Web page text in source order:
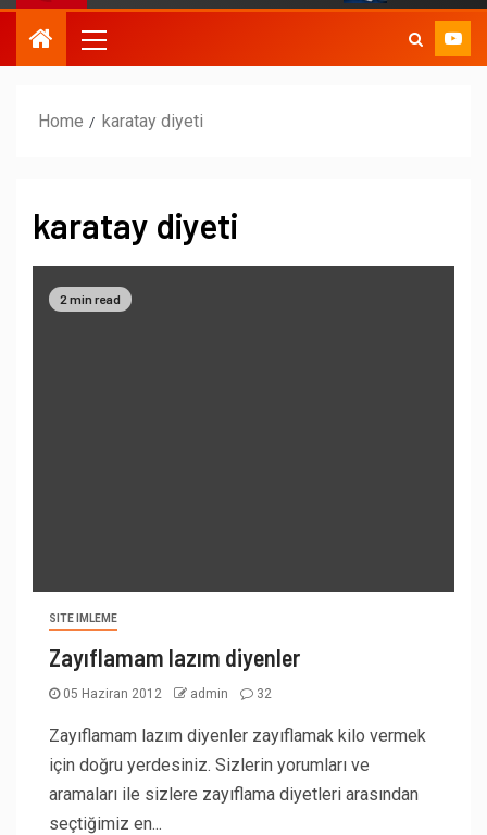
Home karatay diyeti
karatay diyeti
2 min read
SITE IMLEME
Zayıflamam lazım diyenler
05 Haziran 2012 admin 32
Zayıflamam lazım diyenler zayıflamak kilo vermek
için doğru yerdesiniz. Sizlerin yorumları ve
aramaları ile sizlere zayıflama diyetleri arasından
seçtiğimiz en...